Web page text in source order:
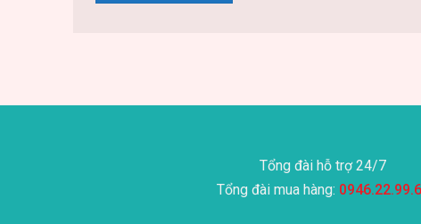
Tổng đài hỗ trợ 24/7
Tổng đài mua hàng: